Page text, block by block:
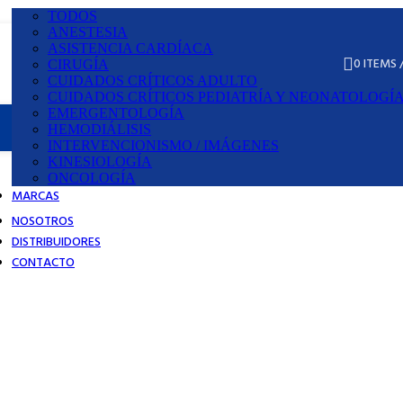
0ITEMS
TODOS
ANESTESIA
ASISTENCIA CARDÍACA
CIRUGÍA
CUIDADOS CRÍTICOS ADULTO
CUIDADOS CRÍTICOS PEDIATRÍA Y
EMERGENTOLOGÍA
HEMODIÁLISIS
INTERVENCIONISMO / IMÁGENES
KINESIOLOGÍA
ONCOLOGÍA
MARCAS
NOSOTROS
DISTRIBUIDORES
CONTACTO